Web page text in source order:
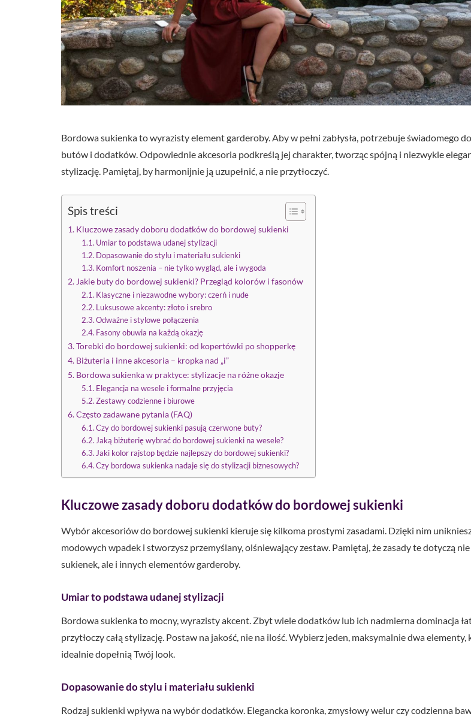
Bordowa sukienka to wyrazisty element garderoby. Aby w pełni zabłysła, potrzebuje świadomego
butów i dodatków. Odpowiednie akcesoria podkreślą jej charakter, tworząc spójną i niezwykle
stylizację. Pamiętaj, by harmonijnie ją uzupełnić, a nie przytłoczyć.
Spis treści
Kluczowe zasady doboru dodatków do bordowej sukienki
Umiar to podstawa udanej stylizacji
Dopasowanie do stylu i materiału sukienki
Komfort noszenia – nie tylko wygląd, ale i wygoda
Jakie buty do bordowej sukienki? Przegląd kolorów i fasonów
Klasyczne i niezawodne wybory: czerń i nude
Luksusowe akcenty: złoto i srebro
Odważne i stylowe połączenia
Fasony obuwia na każdą okazję
Torebki do bordowej sukienki: od kopertówki po shopperkę
Biżuteria i inne akcesoria – kropka nad „i”
Bordowa sukienka w praktyce: stylizacje na różne okazje
Elegancja na wesele i formalne przyjęcia
Zestawy codzienne i biurowe
Często zadawane pytania (FAQ)
Czy do bordowej sukienki pasują czerwone buty?
Jaką biżuterię wybrać do bordowej sukienki na wesele?
Jaki kolor rajstop będzie najlepszy do bordowej sukienki?
Czy bordowa sukienka nadaje się do stylizacji biznesowych?
Kluczowe zasady doboru dodatków do bordowej sukienki
Wybór akcesoriów do bordowej sukienki kieruje się kilkoma prostymi zasadami. Dzięki nim
modowych wpadek i stworzysz przemyślany, olśniewający zestaw. Pamiętaj, że zasady te dotyczą
sukienek, ale i innych elementów garderoby.
Umiar to podstawa udanej stylizacji
Bordowa sukienka to mocny, wyrazisty akcent. Zbyt wiele dodatków lub ich nadmierna dominacja
przytłoczy całą stylizację. Postaw na jakość, nie na ilość. Wybierz jeden, maksymalnie dwa elementy,
idealnie dopełnią Twój look.
Dopasowanie do stylu i materiału sukienki
Rodzaj sukienki wpływa na wybór dodatków. Elegancka koronka, zmysłowy welur czy codzienna